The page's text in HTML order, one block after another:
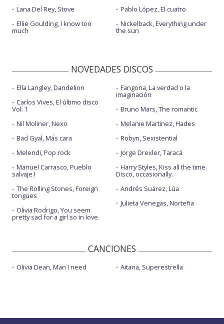
Lana Del Rey, Stove
Ellie Goulding, I know too
much
Pablo López, El cuatro
Nickelback, Everything under
the sun
NOVEDADES DISCOS
Ella Langley, Dandelion
Carlos Vives, El último disco
Vol. 1
Nil Moliner, Nexo
Bad Gyal, Más cara
Melendi, Pop rock
Manuel Carrasco, Pueblo
salvaje I
The Rolling Stones, Foreign
tongues
Olivia Rodrigo, You seem
pretty sad for a girl so in love
Fangoria, La verdad o la
imaginación
Bruno Mars, The romantic
Melanie Martinez, Hades
Robyn, Sexistential
Jorge Drexler, Taracá
Harry Styles, Kiss all the time.
Disco, occasionally.
Andrés Suárez, Lúa
Julieta Venegas, Norteña
CANCIONES
Olivia Dean, Man I need Aitana, Superestrella